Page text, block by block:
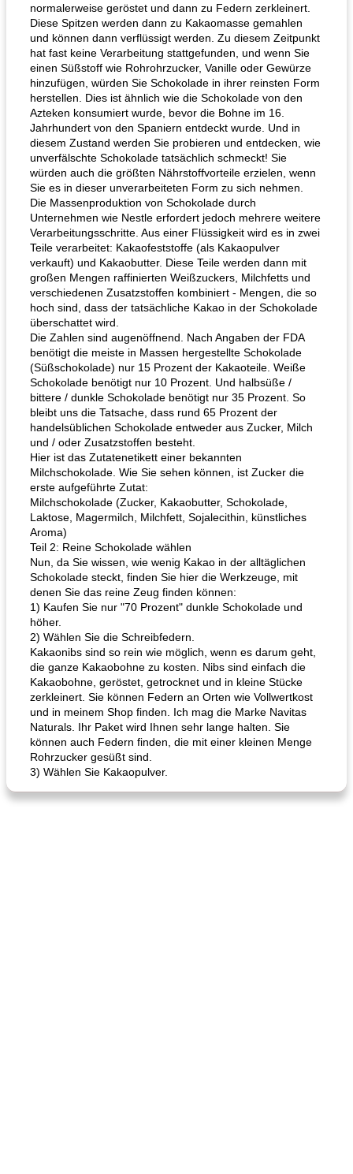
normalerweise geröstet und dann zu Federn zerkleinert.
Diese Spitzen werden dann zu Kakaomasse gemahlen
und können dann verflüssigt werden. Zu diesem Zeitpunkt
hat fast keine Verarbeitung stattgefunden, und wenn Sie
einen Süßstoff wie Rohrohrzucker, Vanille oder Gewürze
hinzufügen, würden Sie Schokolade in ihrer reinsten Form
herstellen. Dies ist ähnlich wie die Schokolade von den
Azteken konsumiert wurde, bevor die Bohne im 16.
Jahrhundert von den Spaniern entdeckt wurde. Und in
diesem Zustand werden Sie probieren und entdecken, wie
unverfälschte Schokolade tatsächlich schmeckt! Sie
würden auch die größten Nährstoffvorteile erzielen, wenn
Sie es in dieser unverarbeiteten Form zu sich nehmen.
Die Massenproduktion von Schokolade durch
Unternehmen wie Nestle erfordert jedoch mehrere weitere
Verarbeitungsschritte. Aus einer Flüssigkeit wird es in zwei
Teile verarbeitet: Kakaofeststoffe (als Kakaopulver
verkauft) und Kakaobutter. Diese Teile werden dann mit
großen Mengen raffinierten Weißzuckers, Milchfetts und
verschiedenen Zusatzstoffen kombiniert - Mengen, die so
hoch sind, dass der tatsächliche Kakao in der Schokolade
überschattet wird.
Die Zahlen sind augenöffnend. Nach Angaben der FDA
benötigt die meiste in Massen hergestellte Schokolade
(Süßschokolade) nur 15 Prozent der Kakaoteile. Weiße
Schokolade benötigt nur 10 Prozent. Und halbsüße /
bittere / dunkle Schokolade benötigt nur 35 Prozent. So
bleibt uns die Tatsache, dass rund 65 Prozent der
handelsüblichen Schokolade entweder aus Zucker, Milch
und / oder Zusatzstoffen besteht.
Hier ist das Zutatenetikett einer bekannten
Milchschokolade. Wie Sie sehen können, ist Zucker die
erste aufgeführte Zutat:
Milchschokolade (Zucker, Kakaobutter, Schokolade,
Laktose, Magermilch, Milchfett, Sojalecithin, künstliches
Aroma)
Teil 2: Reine Schokolade wählen
Nun, da Sie wissen, wie wenig Kakao in der alltäglichen
Schokolade steckt, finden Sie hier die Werkzeuge, mit
denen Sie das reine Zeug finden können:
1) Kaufen Sie nur "70 Prozent" dunkle Schokolade und
höher.
2) Wählen Sie die Schreibfedern.
Kakaonibs sind so rein wie möglich, wenn es darum geht,
die ganze Kakaobohne zu kosten. Nibs sind einfach die
Kakaobohne, geröstet, getrocknet und in kleine Stücke
zerkleinert. Sie können Federn an Orten wie Vollwertkost
und in meinem Shop finden. Ich mag die Marke Navitas
Naturals. Ihr Paket wird Ihnen sehr lange halten. Sie
können auch Federn finden, die mit einer kleinen Menge
Rohrzucker gesüßt sind.
3) Wählen Sie Kakaopulver.